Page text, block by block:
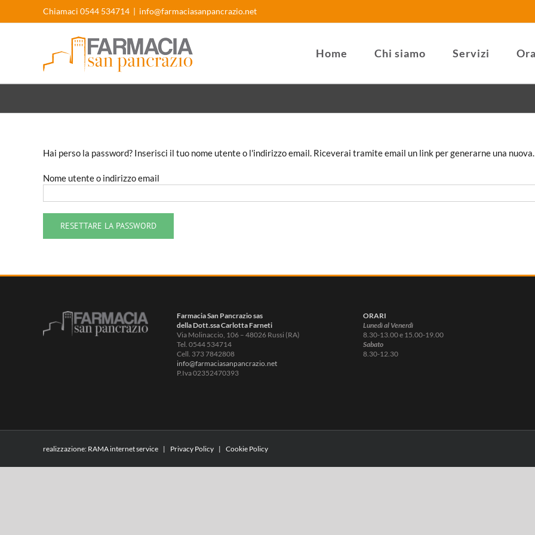
Chiamaci 0544 534714 | info@farmaciasanpancrazio.net
Home Chi siamo Servizi
Hai perso la password? Inserisci il tuo nome utente o l'indirizzo email. Riceverai tramite email un link per generarne una nuova.
Nome utente o indirizzo email
RESETTARE LA PASSWORD
Farmacia San Pancrazio sas
della Dott.ssa Carlotta Farneti
Via Molinaccio, 106 – 48026 Russi (RA)
Tel. 0544 534714
Cell. 373 7842808
info@farmaciasanpancrazio.net
P.Iva 02352470393
ORARI
Lunedì al Venerdì
8.30-13.00 e 15.00-19.00
Sabato
8.30-12.30
realizzazione: RAMA internet service | Privacy Policy | Cookie Policy